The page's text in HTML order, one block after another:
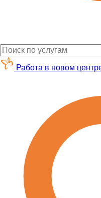
Работа в новом